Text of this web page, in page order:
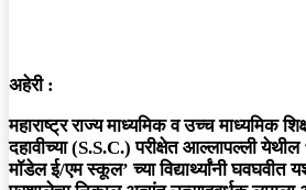
अहेरी :
महाराष्ट्र राज्य माध्यमिक व उच्च माध्यमिक
दहावीच्या (S.S.C.) परीक्षेत आल्लापल्ली येथील
मॉडेल ई/एम स्कूल’ च्या विद्यार्थ्यांनी